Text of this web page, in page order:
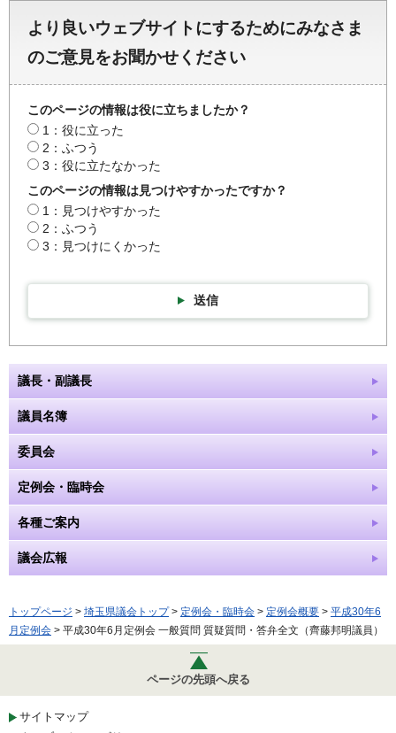
より良いウェブサイトにするためにみなさま
のご意見をお聞かせください
このページの情報は役に立ちましたか？
1：役に立った
2：ふつう
3：役に立たなかった
このページの情報は見つけやすかったですか？
1：見つけやすかった
2：ふつう
3：見つけにくかった
送信
議長・副議長
議員名簿
委員会
定例会・臨時会
各種ご案内
議会広報
トップページ > 埼玉県議会トップ> 定例会・臨時会 > 定例会概要 > 平成30年6
月定例会 > 平成30年6月定例会 一般質問 質疑質問・答弁全文（齊藤邦明議員）
ページの先頭へ戻る
サイトマップ